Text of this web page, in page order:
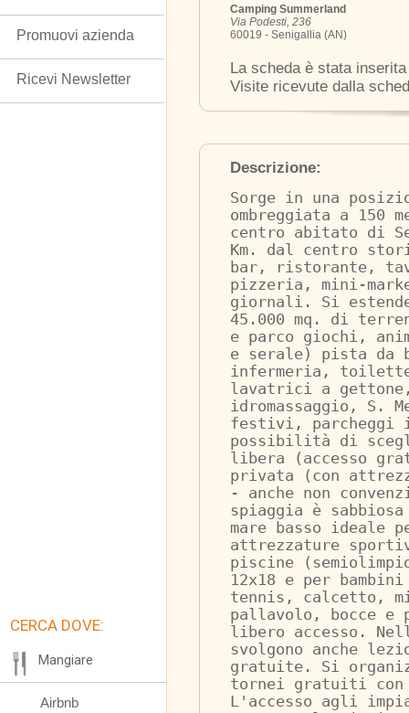
Camping Summerland
Via Podesti, 236
60019 - Senigallia (AN)
La scheda è stata
Visite ricevute dalla
Descrizione:
Sorge in una
ombreggiata a 150
centro abitato di
Km. dal centro
bar, ristorante,
pizzeria, mini-
giornali. Si
45.000 mq. di
e parco giochi,
e serale) pista
infermeria,
lavatrici a
idromassaggio, S.
festivi,
possibilità di
libera (accesso
privata (con
- anche non
spiaggia è
mare basso ideale
attrezzature
piscine
12x18 e per
tennis, calcetto,
pallavolo, bocce
libero accesso.
svolgono anche
gratuite. Si
tornei gratuiti
L'accesso agli
Promuovi azienda
Ricevi Newsletter
CERCA DOVE:
Mangiare
Airbnb